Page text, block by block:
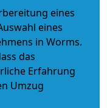
eines
eines
in Worms.
das
Erfahrung
Umzug